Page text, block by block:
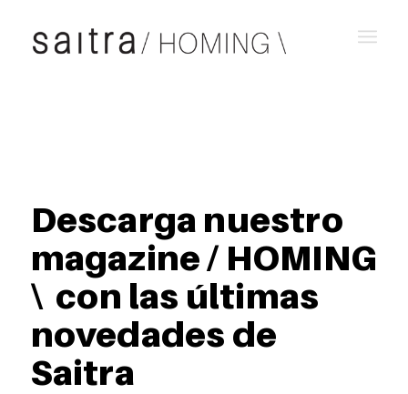
Descarga nuestro
magazine / HOMING
\ con las últimas
novedades de
Saitra